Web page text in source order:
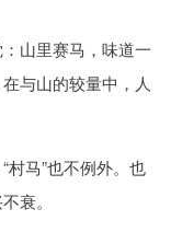
山里赛马，味道一
与山的较量中，人
村马”也不例外。也
衰。